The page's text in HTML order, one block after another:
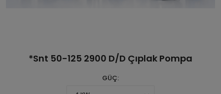
*Snt 50-125 2900 D/D Çıplak Pompa
GÜÇ